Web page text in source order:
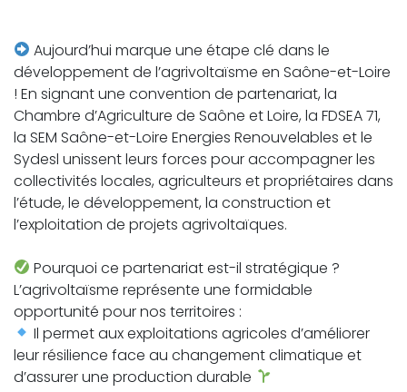
Aujourd’hui marque une étape clé dans le
développement de l’agrivoltaïsme en Saône-et-Loire
! En signant une convention de partenariat, la
Chambre d’Agriculture de Saône et Loire, la FDSEA 71,
la SEM Saône-et-Loire Energies Renouvelables et le
Sydesl unissent leurs forces pour accompagner les
collectivités locales, agriculteurs et propriétaires dans
l’étude, le développement, la construction et
l’exploitation de projets agrivoltaïques.
Pourquoi ce partenariat est-il stratégique ?
L’agrivoltaïsme représente une formidable
opportunité pour nos territoires :
Il permet aux exploitations agricoles d’améliorer
leur résilience face au changement climatique et
d’assurer une production durable